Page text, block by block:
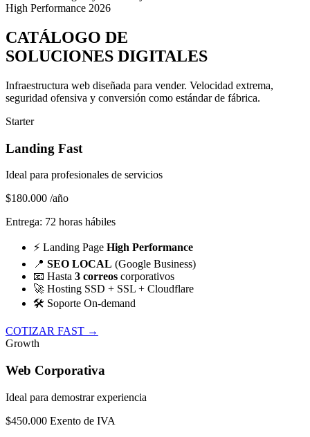
High Performance 2026
CATÁLOGO DE
SOLUCIONES DIGITALES
Infraestructura web diseñada para vender. Velocidad extrema,
seguridad ofensiva y conversión como estándar de fábrica.
Starter
Landing Fast
Ideal para profesionales de servicios
$180.000 /año
Entrega: 72 horas hábiles
⚡ Landing Page High Performance
📍 SEO LOCAL (Google Business)
📧 Hasta 3 correos corporativos
🚀 Hosting SSD + SSL + Cloudflare
🛠️ Soporte On-demand
COTIZAR FAST →
Growth
Web Corporativa
Ideal para demostrar experiencia
$450.000 Exento de IVA